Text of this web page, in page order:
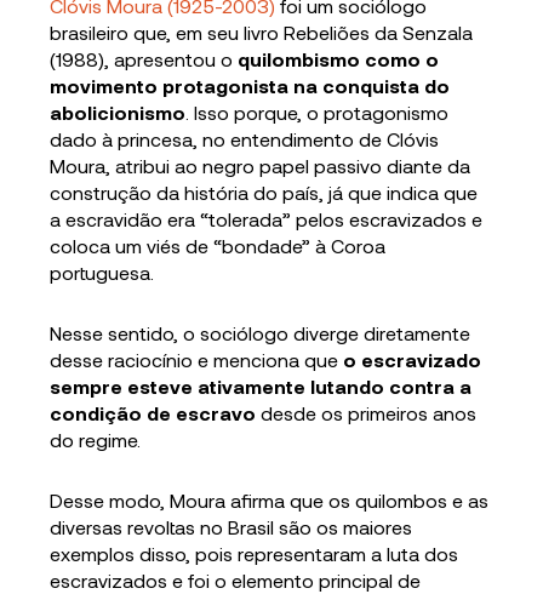
Clóvis Moura (1925-2003) foi um sociólogo
brasileiro que, em seu livro Rebeliões da Senzala
(1988), apresentou o quilombismo como o
movimento protagonista na conquista do
abolicionismo . Isso porque, o protagonismo
dado à princesa, no entendimento de Clóvis
Moura, atribui ao negro papel passivo diante da
construção da história do país, já que indica que
a escravidão era “tolerada” pelos escravizados e
coloca um viés de “bondade” à Coroa
portuguesa.
Nesse sentido, o sociólogo diverge diretamente
desse raciocínio e menciona que o escravizado
sempre esteve ativamente lutando contra a
condição de escravodesde os primeiros anos
do regime.
Desse modo, Moura afirma que os quilombos e as
diversas revoltas no Brasil são os maiores
exemplos disso, pois representaram a luta dos
escravizados e foi o elemento principal de